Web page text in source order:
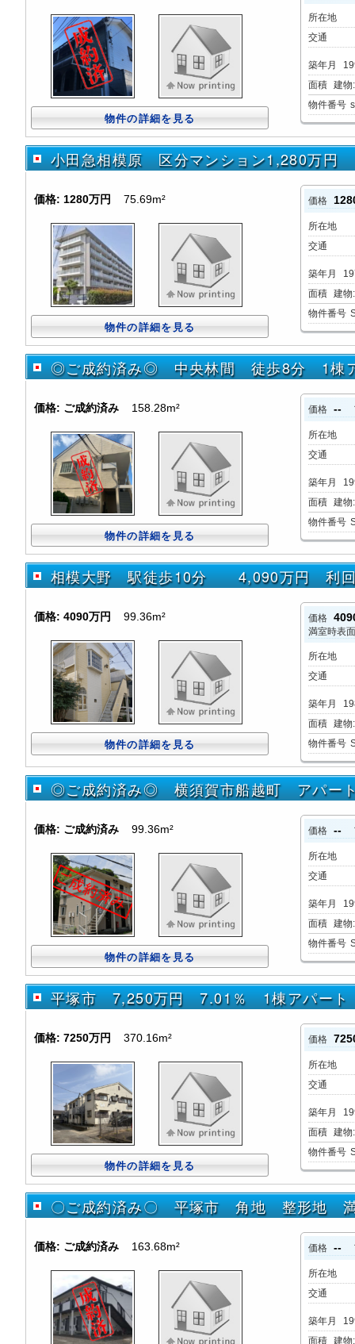
物件の詳細を見る
所在地
交通
築年月
面積 建物
物件番号
小田急相模原 区分マンション1,280万円
価格: 1280万円 75.69m²
物件の詳細を見る
価格
所在地
交通
築年月
面積 建物
物件番号
◎ご成約済み◎ 中央林間 徒歩8分 1棟
価格: ご成約済み 158.28m²
物件の詳細を見る
価格 --
所在地
交通
築年月
面積 建物
物件番号
相模大野 駅徒歩10分 4,090万円 利回
価格: 4090万円 99.36m²
物件の詳細を見る
価格
満室時表
所在地
交通
築年月
面積 建物
物件番号
◎ご成約済み◎ 横須賀市船越町 アパー
価格: ご成約済み 99.36m²
物件の詳細を見る
価格 --
所在地
交通
築年月
面積 建物
物件番号
平塚市 7,250万円 7.01％ 1棟アパート
価格: 7250万円 370.16m²
物件の詳細を見る
価格
所在地
交通
築年月
面積 建物
物件番号
〇ご成約済み〇 平塚市 角地 整形地
価格: ご成約済み 163.68m² 価格 --
所在地
交通
築年月
面積 建物